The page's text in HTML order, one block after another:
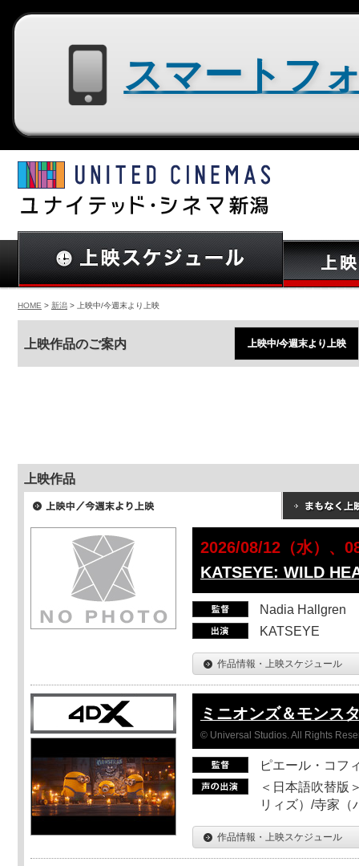
HOME > 新潟 > 上映中/今週末より上映
上映作品のご案内 上映中/今週末より上映
上映作品
2026/08/12（水）、
KATSEYE: WILD
Nadia Hallgren
KATSEYE
作品情報・上映スケジュール
ミニオンズ＆モンス
© Universal Studios. All Rights
ピエール・コフ
＜日本語吹替版
リィズ）/寺家（
作品情報・上映スケジュール